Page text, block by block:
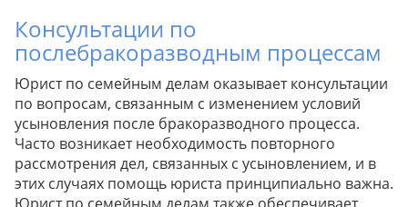
Консультации по
послебракоразводным процессам
Юрист по семейным делам оказывает консультации
по вопросам, связанным с изменением условий
усыновления после бракоразводного процесса.
Часто возникает необходимость повторного
рассмотрения дел, связанных с усыновлением, и в
этих случаях помощь юриста принципиально важна.